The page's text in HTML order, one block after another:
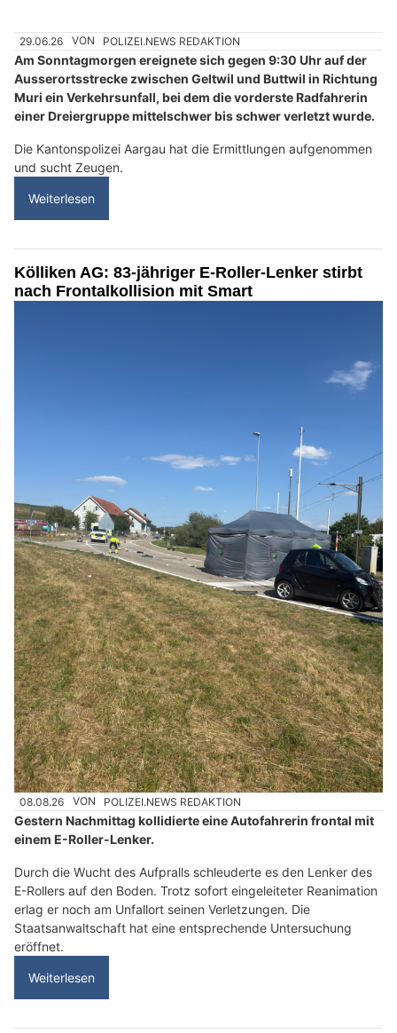
29.06.26 VON POLIZEI.NEWS REDAKTION
Am Sonntagmorgen ereignete sich gegen 9:30 Uhr auf der
Ausserortsstrecke zwischen Geltwil und Buttwil in Richtung
Muri ein Verkehrsunfall, bei dem die vorderste Radfahrerin
einer Dreiergruppe mittelschwer bis schwer verletzt wurde.
Die Kantonspolizei Aargau hat die Ermittlungen aufgenommen
und sucht Zeugen.
Weiterlesen
Kölliken AG: 83-jähriger E-Roller-Lenker stirbt
nach Frontalkollision mit Smart
08.08.26 VON POLIZEI.NEWS REDAKTION
Gestern Nachmittag kollidierte eine Autofahrerin frontal mit
einem E-Roller-Lenker.
Durch die Wucht des Aufpralls schleuderte es den Lenker des
E-Rollers auf den Boden. Trotz sofort eingeleiteter Reanimation
erlag er noch am Unfallort seinen Verletzungen. Die
Staatsanwaltschaft hat eine entsprechende Untersuchung
eröffnet.
Weiterlesen